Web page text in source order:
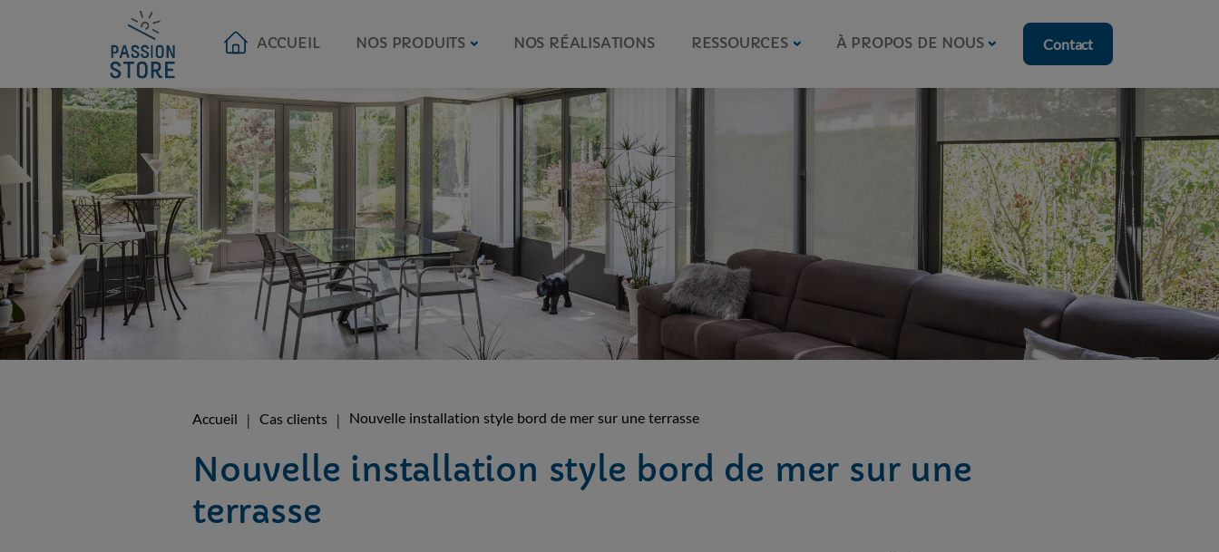
ACCUEIL NOS PRODUITS NOS RÉALISATIONS RESSOURCES À PROPOS DE NOUS Contact
Accueil Cas clients Nouvelle installation style bord de mer sur une terrasse
Nouvelle installation style bord de mer sur une
terrasse